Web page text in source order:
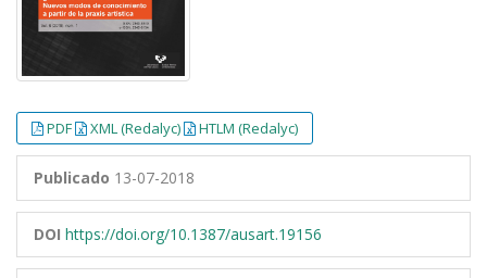
PDF XML (Redalyc) HTLM (Redalyc)
Publicado 13-07-2018
DOI https://doi.org/10.1387/ausart.19156